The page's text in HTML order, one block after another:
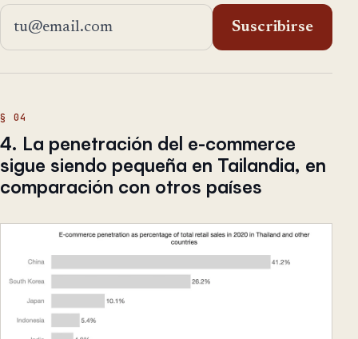
Dirección de email
Suscribirse
4. La penetración del e-commerce
sigue siendo pequeña en Tailandia, en
comparación con otros países